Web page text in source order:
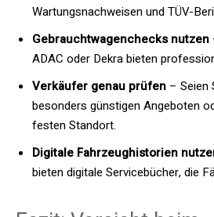
Wartungsnachweisen und TÜV-
Gebrauchtwagenchecks nutzen
ADAC oder Dekra bieten
Verkäufer genau prüfen – Seien
besonders günstigen Angeboten
festen Standort.
Digitale Fahrzeughistorien
bieten digitale Servicebücher, die